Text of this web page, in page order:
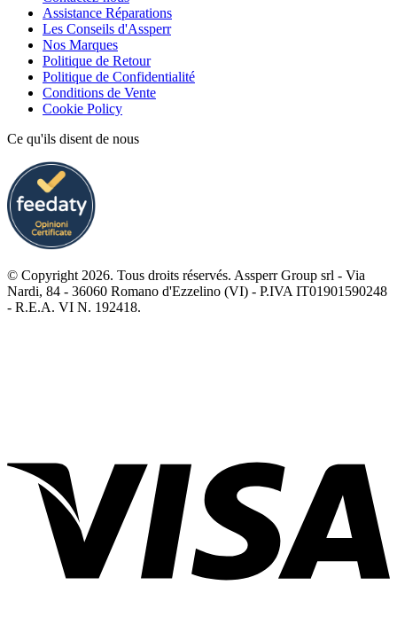
Assistance Réparations
Les Conseils d'Assperr
Nos Marques
Politique de Retour
Politique de Confidentialité
Conditions de Vente
Cookie Policy
Ce qu'ils disent de nous
© Copyright 2026. Tous droits réservés. Assperr Group srl - Via
Nardi, 84 - 36060 Romano d'Ezzelino (VI) - P.IVA IT01901590248
- R.E.A. VI N. 192418.